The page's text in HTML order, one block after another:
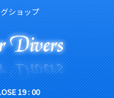
ショップ
19 : 00